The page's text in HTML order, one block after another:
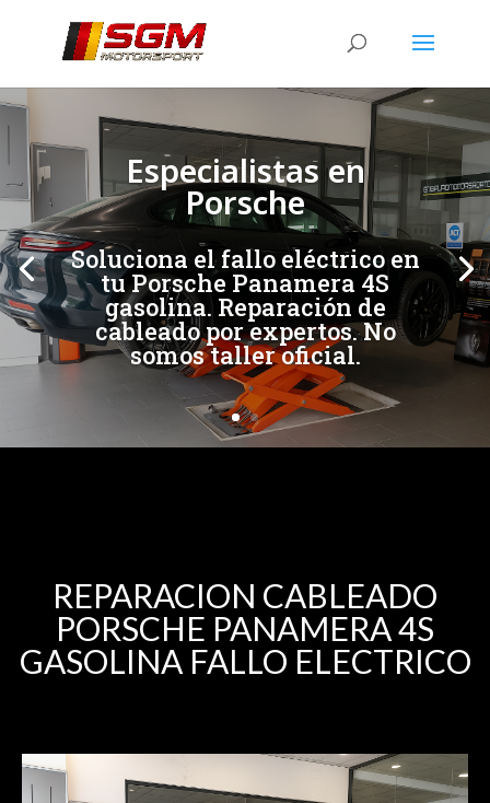
Especialistas en
Porsche
Soluciona el fallo eléctrico en
tu Porsche Panamera 4S
gasolina. Reparación de
cableado por expertos. No
somos taller oficial.
[/et_pb_slide]
REPARACION CABLEADO
PORSCHE PANAMERA 4S
GASOLINA FALLO ELECTRICO